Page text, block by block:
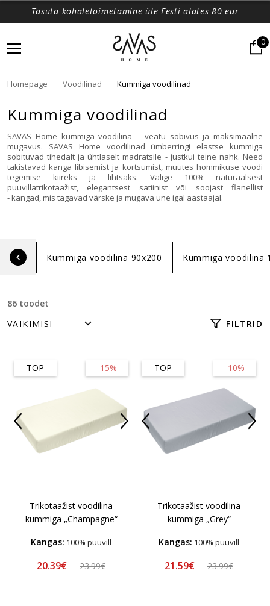
Tasuta kohaletoimetamine üle Eesti alates 80 eur
0
Homepage Voodilinad Kummiga voodilinad
Kummiga voodilinad
SAVAS Home kummiga voodilina – veatu sobivus ja maksimaalne
mugavus. SAVAS Home voodilinad ümberringi elastse kummiga
sobituvad tihedalt ja ühtlaselt madratsile - justkui teine nahk. Need
takistavad kanga libisemist ja kortsumist, muutes hommikuse voodi
tegemise kiireks ja lihtsaks. Valige 100% naturaalsest
puuvillatrikotaažist, elegantsest satiinist või soojast flanellist
- kangad, mis tagavad värske ja mugava une igal aastaajal.
Kummiga voodilina 90x200 Kummiga voodilina
86 toodet
FILTRID
-15%
TOP
Trikotaažist voodilina
kummiga „Champagne“
Kangas: 100% puuvill
20.39€ 23.99€
-10%
TOP
Trikotaažist voodilina
kummiga „Grey“
Kangas: 100% puuvill
21.59€ 23.99€